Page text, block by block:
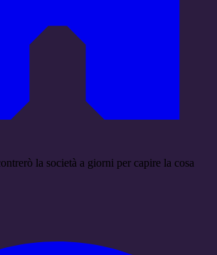
la società a giorni per capire la cosa